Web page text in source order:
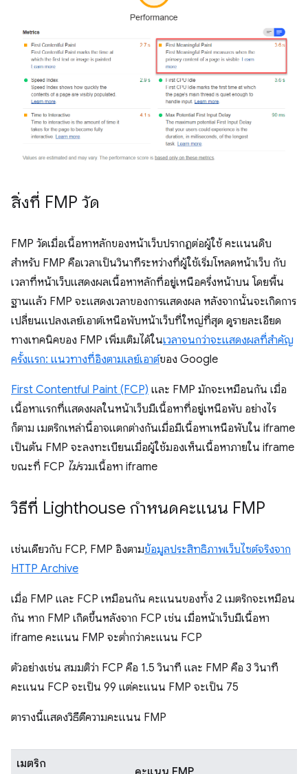
สิ่งที่ FMP วัด
FMP วัดเมื่อเนื้อหาหลักของหน้าเว็บปรากฏต่อผู้ใช้ คะแนนดิบ
สำหรับ FMP คือเวลาเป็นวินาทีระหว่างที่ผู้ใช้เริ่มโหลดหน้าเว็บ กับ
เวลาที่หน้าเว็บแสดงผลเนื้อหาหลักที่อยู่เหนือครึ่งหน้าบน โดยพื้น
ฐานแล้ว FMP จะแสดงเวลาของการแสดงผล หลังจากนั้นจะเกิดการ
เปลี่ยนแปลงเลย์เอาต์เหนือพับหน้าเว็บที่ใหญ่ที่สุด ดูรายละเอียด
ทางเทคนิคของ FMP เพิ่มเติมได้ในเวลาจนกว่าจะแสดงผลที่สำคัญ
ครั้งแรก: แนวทางที่อิงตามเลย์เอาต์ของ Google
First Contentful Paint (FCP) และ FMP มักจะเหมือนกัน เมื่อ
เนื้อหาแรกที่แสดงผลในหน้าเว็บมีเนื้อหาที่อยู่เหนือพับ อย่างไร
ก็ตาม เมตริกเหล่านี้อาจแตกต่างกันเมื่อมีเนื้อหาเหนือพับใน iframe
เป็นต้น FMP จะลงทะเบียนเมื่อผู้ใช้มองเห็นเนื้อหาภายใน iframe
ขณะที่ FCP ไม่รวมเนื้อหา iframe
วิธีที่ Lighthouse กำหนดคะแนน FMP
เช่นเดียวกับ FCP, FMP อิงตามข้อมูลประสิทธิภาพเว็บไซต์จริงจาก
HTTP Archive
เมื่อ FMP และ FCP เหมือนกัน คะแนนของทั้ง 2 เมตริกจะเหมือน
กัน หาก FMP เกิดขึ้นหลังจาก FCP เช่น เมื่อหน้าเว็บมีเนื้อหา
iframe คะแนน FMP จะต่ำกว่าคะแนน FCP
ตัวอย่างเช่น สมมติว่า FCP คือ 1.5 วินาที และ FMP คือ 3 วินาที
คะแนน FCP จะเป็น 99 แต่คะแนน FMP จะเป็น 75
ตารางนี้แสดงวิธีตีความคะแนน FMP
เมตริก